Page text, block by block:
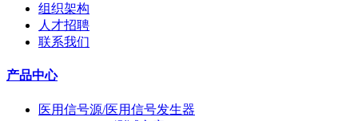
组织架构
人才招聘
联系我们
产品中心
医用信号源/医用信号发生器